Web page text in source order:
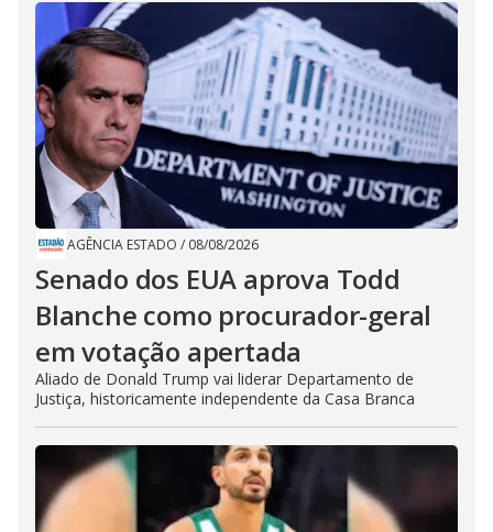
AGÊNCIA ESTADO / 08/08/2026
Senado dos EUA aprova Todd
Blanche como procurador-geral
em votação apertada
Aliado de Donald Trump vai liderar Departamento de
Justiça, historicamente independente da Casa Branca